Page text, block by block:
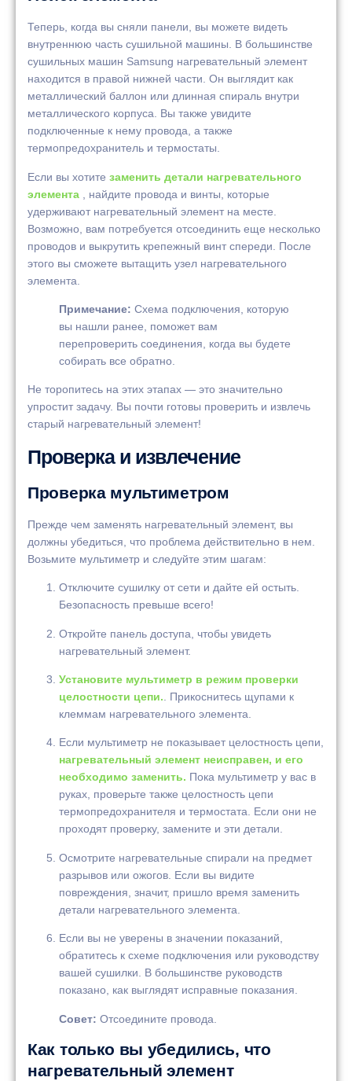
Теперь, когда вы сняли панели, вы можете видеть
внутреннюю часть сушильной машины. В большинстве
сушильных машин Samsung нагревательный элемент
находится в правой нижней части. Он выглядит как
металлический баллон или длинная спираль внутри
металлического корпуса. Вы также увидите
подключенные к нему провода, а также
термопредохранитель и термостаты.
Если вы хотите заменить детали нагревательного
элемента , найдите провода и винты, которые
удерживают нагревательный элемент на месте.
Возможно, вам потребуется отсоединить еще несколько
проводов и выкрутить крепежный винт спереди. После
этого вы сможете вытащить узел нагревательного
элемента.
Примечание: Схема подключения, которую
вы нашли ранее, поможет вам
перепроверить соединения, когда вы будете
собирать все обратно.
Не торопитесь на этих этапах — это значительно
упростит задачу. Вы почти готовы проверить и извлечь
старый нагревательный элемент!
Проверка и извлечение
Проверка мультиметром
Прежде чем заменять нагревательный элемент, вы
должны убедиться, что проблема действительно в нем.
Возьмите мультиметр и следуйте этим шагам:
Отключите сушилку от сети и дайте ей остыть.
Безопасность превыше всего!
Откройте панель доступа, чтобы увидеть
нагревательный элемент.
Установите мультиметр в режим проверки
целостности цепи. . Прикоснитесь щупами к
клеммам нагревательного элемента.
Если мультиметр не показывает целостность цепи,
нагревательный элемент неисправен, и его
необходимо заменить. Пока мультиметр у вас в
руках, проверьте также целостность цепи
термопредохранителя и термостата. Если они не
проходят проверку, замените и эти детали.
Осмотрите нагревательные спирали на предмет
разрывов или ожогов. Если вы видите
повреждения, значит, пришло время заменить
детали нагревательного элемента.
Если вы не уверены в значении показаний,
обратитесь к схеме подключения или руководству
вашей сушилки. В большинстве руководств
показано, как выглядят исправные показания.
Совет: Отсоедините провода.
Как только вы убедились, что
нагревательный элемент